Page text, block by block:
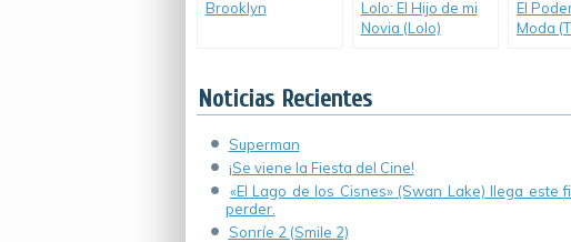
Brooklyn
Lolo: El Hijo de mi
Novia (Lolo)
El
Moda
Noticias Recientes
Superman
¡Se viene la Fiesta del Cine!
«El Lago de los Cisnes» (Swan Lake) llega
perder.
Sonríe 2 (Smile 2)